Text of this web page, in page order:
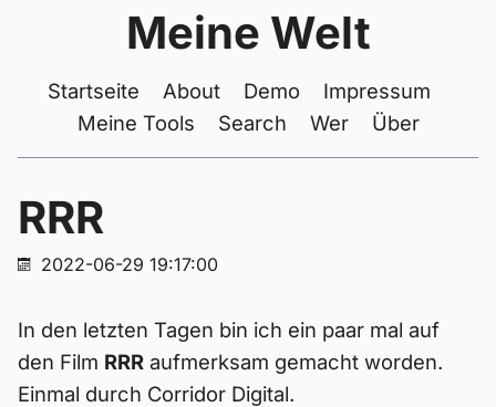
Meine Welt
Startseite About Demo
Impressum
Meine Tools
Search Wer Über
RRR
2022-06-29 19:17:00
In den letzten Tagen bin ich ein paar mal auf
den Film RRR aufmerksam gemacht worden.
Einmal durch Corridor Digital.